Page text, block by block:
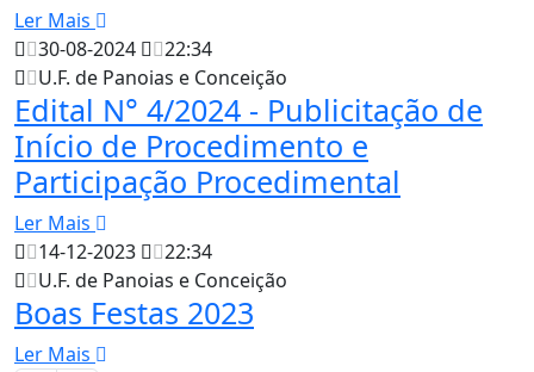
Ler Mais
30-08-2024
22:34
U.F. de Panoias e Conceição
Edital N° 4/2024 - Publicitação de
Início de Procedimento e
Participação Procedimental
Ler Mais
14-12-2023
22:34
U.F. de Panoias e Conceição
Boas Festas 2023
Ler Mais